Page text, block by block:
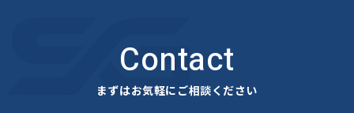
Contact
まずはお気軽にご相談ください